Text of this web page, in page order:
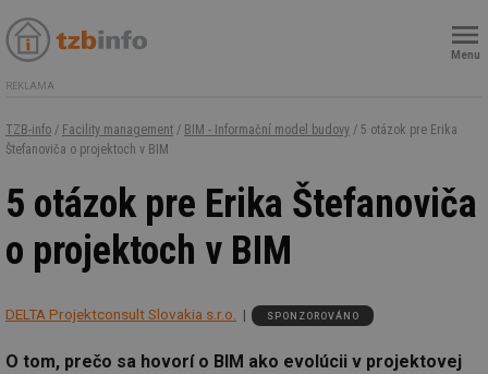
Menu
REKLAMA
TZB-info / Facility management / BIM - Informační model budovy / 5 otázok pre Erika
Štefanoviča o projektoch v BIM
5 otázok pre Erika Štefanoviča
o projektoch v BIM
DELTA Projektconsult Slovakia s.r.o. SPONZOROVÁNO
O tom, prečo sa hovorí o BIM ako evolúcii v projektovej